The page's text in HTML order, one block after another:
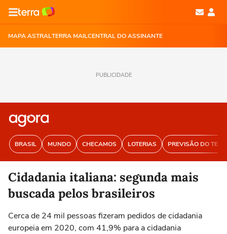
MAPA ASTRALTERRA MAILCENTRAL DO ASSINANTE
PUBLICIDADE
BRASIL MUNDO CHECAMOS LOTERIAS PREVISÃO DO
Cidadania italiana: segunda mais
buscada pelos brasileiros
Cerca de 24 mil pessoas fizeram pedidos de cidadania
europeia em 2020, com 41,9% para a cidadania